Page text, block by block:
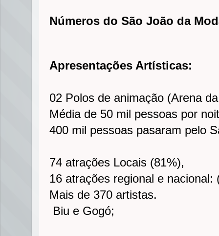
Números do São João da
Apresentações Artísticas:
02 Polos de animação (Arena
Média de 50 mil pessoas por
400 mil pessoas pas​aram pelo
74 atrações Locais (81%),
16 atrações regional e nacional:
Mais de 370 artistas.
Biu e Gogó;